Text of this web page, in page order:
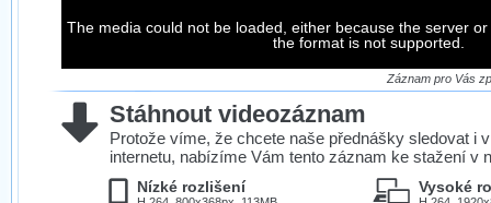
záznamů.
ve formátu, který není vhodný pro stahování,
proto je ke stažení nenabízíme.
The media could not be loaded, either because the server
the format is not supported.
Záznam pro Vás
Stáhnout videozáznam
Protože víme, že chcete naše přednášky sledovat i
internetu, nabízíme Vám tento záznam ke stažení v
Nízké rozlišení Vysoké